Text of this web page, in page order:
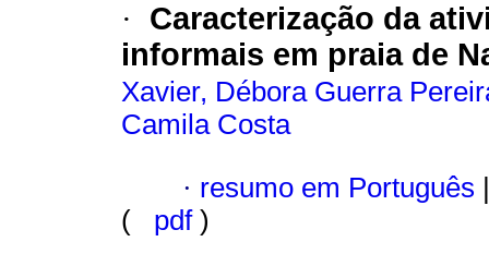
·
Caracterização da
informais em praia de
Xavier, Débora Guerra
Camila Costa
· resumo em Português
(
pdf )